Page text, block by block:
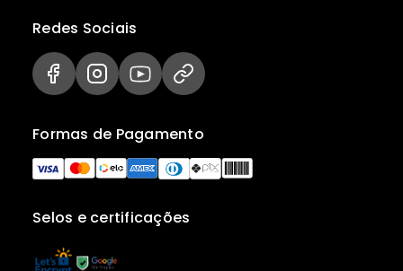
Selos e certificações
Formas de Pagamento
Redes Sociais